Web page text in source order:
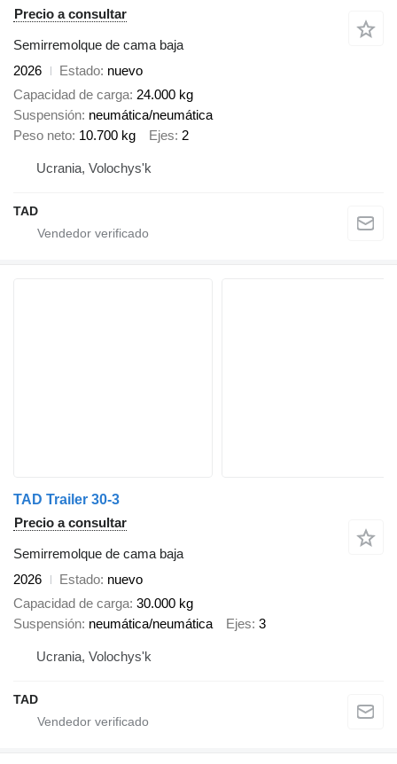
Precio a consultar
Semirremolque de cama baja
2026
Estado nuevo
Capacidad de carga 24.000 kg
Suspensión neumática/neumática
Peso neto 10.700 kg Ejes 2
Ucrania, Volochys'k
TAD
TAD Trailer 30-3
Precio a consultar
Semirremolque de cama baja
2026
Estado nuevo
Capacidad de carga 30.000 kg
Suspensión neumática/neumática Ejes 3
Ucrania, Volochys'k
TAD